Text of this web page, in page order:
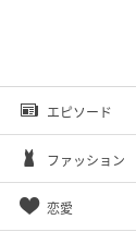
エピソード
ファッション
恋愛